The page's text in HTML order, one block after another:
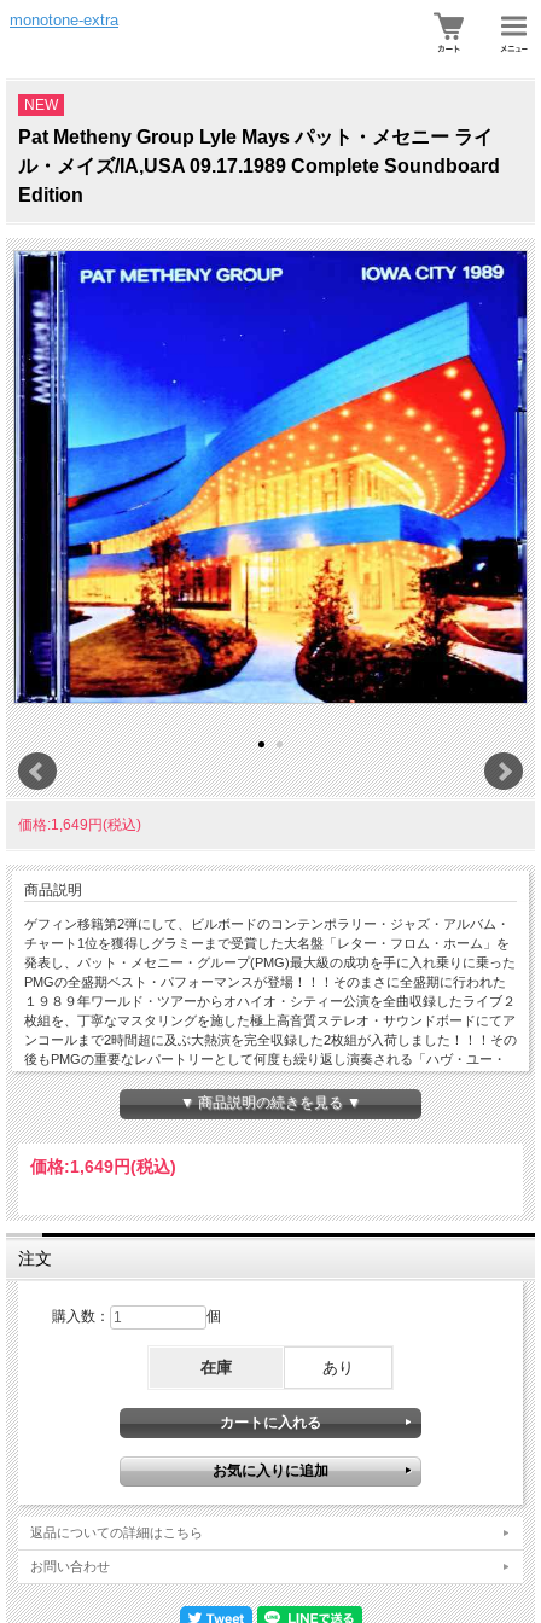
monotone-extra
NEW
Pat Metheny Group Lyle Mays パット・メセニー ライ
ル・メイズ/IA,USA 09.17.1989 Complete Soundboard
Edition
価格:1,649円(税込)
商品説明
ゲフィン移籍第2弾にして、ビルボードのコンテンポラリー・ジャズ・アルバム・
チャート1位を獲得しグラミーまで受賞した大名盤「レター・フロム・ホーム」を
発表し、パット・メセニー・グループ(PMG)最大級の成功を手に入れ乗りに乗った
PMGの全盛期ベスト・パフォーマンスが登場！！！そのまさに全盛期に行われた
１９８９年ワールド・ツアーからオハイオ・シティー公演を全曲収録したライブ２
枚組を、丁寧なマスタリングを施した極上高音質ステレオ・サウンドボードにてア
ンコールまで2時間超に及ぶ大熱演を完全収録した2枚組が入荷しました！！！その
後もPMGの重要なレパートリーとして何度も繰り返し演奏される「ハヴ・ユー・
ハード」、アルバム・タイトルの「レター・フロム・ホーム」ほか、アルバム「レ
ター・フロム・ホーム」収録の大半の楽曲がライヴで初めて披露されたこのツアー
(もちろん本公演も)。観客にとってはそれほど馴染みのない楽曲ばかりなのにその
熱狂ぶりは凄いもので、流石この時期のPMGの人気、実力の高さを物語ってい
る。まさに全盛期と呼ぶに相応しい素晴らしいパフォーマンスを繰り広げている。
初めてライヴで演奏される楽曲群も、生まれたばかりのベイビーのように生命力に
の面々も幾分緊張感を持ってプレイしているようで、新曲とそれ迄の代表曲をバラ
ンス良く配備するなど長丁場のステージを見事に創り上げている。そのセットリス
トは、新作「レター・フロム・ホーム」からの楽曲を中心に、前作「スティル・ラ
イフ」からファンの間では未だに人気の高い「ミヌアノ」「ラスト・トレイン・ホ
イング・ウィズ・ミー」他、それまでのPMGを集大成したかの最強セットリスト
を、アルバム「レター・フロム・ホーム」と同じパット、ライル・メイズ、スティ
ーヴ・ロドビー、ポール・ワティーコ、アーマンド・マーサル、ペドロ・アズナー
ルが一体となって完璧なパフォーマンスを展開しています！ライブ・アット・ハン
チャー・オーディトリアム、アイオワ・シティー 09/17/1989 Disc 1 1.Phase
Dance 2.Have You Heard 3.Every Summer Night 4.Hermitage 5.Better Days Ahead
6.Last Train Home 7.First Circle 8.Scrap Metal 9.The Road To You 10.Spring Ain't
4.Are We There Yet ? 5.Vidala 6.Slip Away 7.Letter From Home 8.Beat 70 9.Minuano
パット・メセニー(g) ライル・メイズ(keub) スティーブ・ロドビー(b) ポール・ワ
ーティコ(dr) アーマンド・マーサル(perc) ペドロ・アスナール(vice, various
▼ 商品説明の続きを見る ▼
価格:1,649円(税込)
注文
購入数： 個
在庫 あり
返品についての詳細はこちら
お問い合わせ